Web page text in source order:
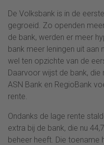
De Volksbank is in de
gegroeid. Zo openden
de bank, werden er meer
bank meer leningen uit aan
wel ten opzichte van de
Daarvoor wijst de bank, die
ASN Bank en RegioBank
rente.
Ondanks de lage rente
extra bij de bank, die nu
beheer heeft. Die toename